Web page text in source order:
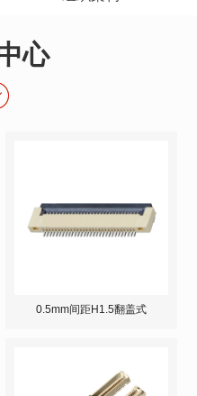
心
0.5mm间距H1.5翻盖式